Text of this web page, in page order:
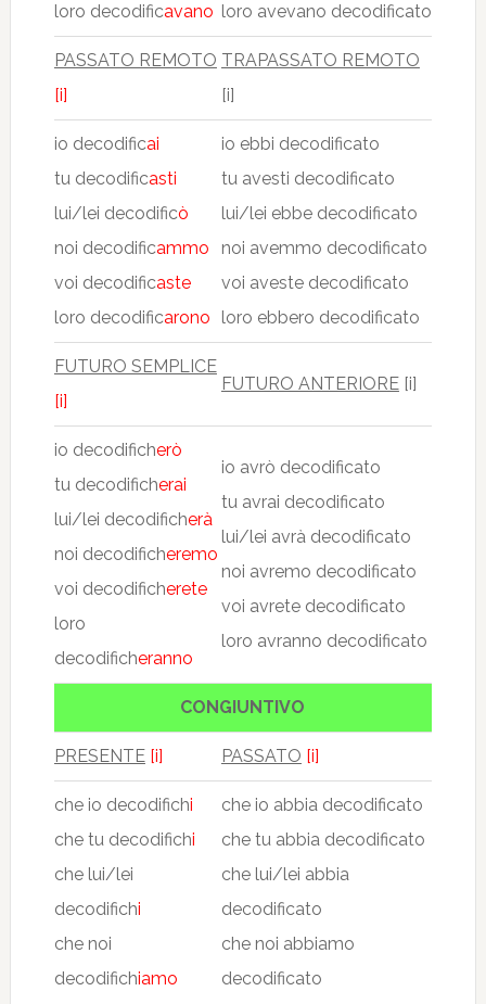
loro decodificavano loro avevano decodificato
PASSATO REMOTO
[i]
TRAPASSATO REMOTO
[i]
io decodificai
tu decodificasti
lui/lei decodificò
noi decodificammo
voi decodificaste
loro decodificarono
io ebbi decodificato
tu avesti decodificato
lui/lei ebbe decodificato
noi avemmo decodificato
voi aveste decodificato
loro ebbero decodificato
FUTURO SEMPLICE
[i]
FUTURO ANTERIORE[i]
io decodificherò
tu decodificherai
lui/lei decodificherà
noi decodificheremo
voi decodificherete
loro
decodificheranno
io avrò decodificato
tu avrai decodificato
lui/lei avrà decodificato
noi avremo decodificato
voi avrete decodificato
loro avranno decodificato
CONGIUNTIVO
PRESENTE [i] PASSATO [i]
che io decodifichi
che tu decodifichi
che lui/lei
decodifichi
che noi
decodifichiamo
che io abbia decodificato
che tu abbia decodificato
che lui/lei abbia
decodificato
che noi abbiamo
decodificato